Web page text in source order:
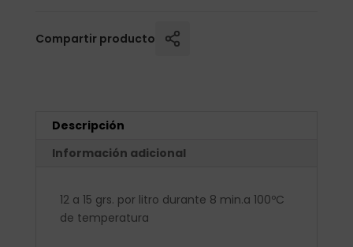
Compartir producto
Descripción
Información adicional
12 a 15 grs. por litro durante 8 min.a 100ºC
de temperatura